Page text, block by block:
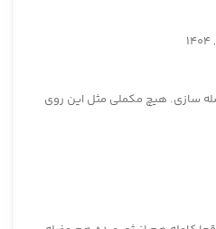
سازی. هیچ مکملی مثل این روی